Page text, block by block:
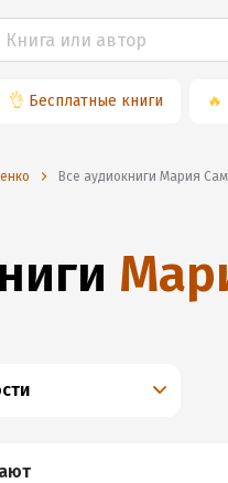
👌 Бесплатные книги 🔥
Все аудиокниги Мария